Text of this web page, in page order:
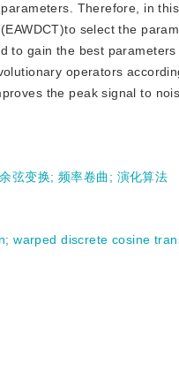
Therefore, in
select the
to gain the best
operators
the peak signal to
弦变换; 频率卷曲 ; 演化算法
;warped discrete cosine